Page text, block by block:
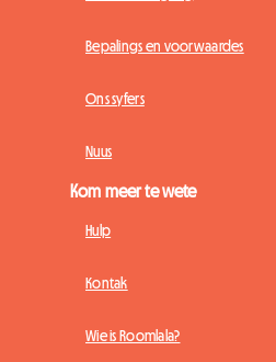
Bepalings en voorwaardes
Ons syfers
Nuus
Kom meer te wete
Hulp
Kontak
Wie is Roomlala?